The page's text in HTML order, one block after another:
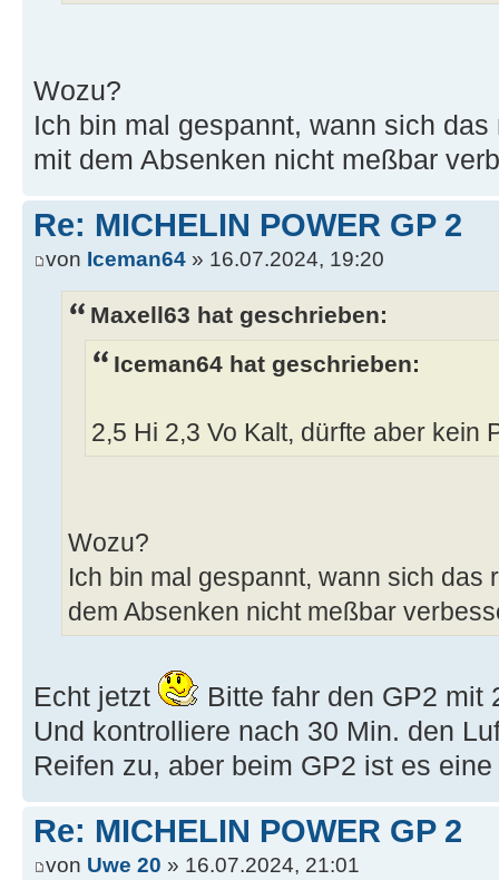
Wozu?
Ich bin mal gespannt, wann sich
mit dem Absenken nicht meßbar
Re: MICHELIN POWER GP 2
von Iceman64 » 16.07.2024, 19:20
Maxell63 hat geschrieben:
Iceman64 hat geschrieben:
2,5 Hi 2,3 Vo Kalt, dürfte aber kein
Wozu?
Ich bin mal gespannt, wann sich das
dem Absenken nicht meßbar
Echt jetzt
Bitte fahr den GP2
Und kontrolliere nach 30 Min. den
Reifen zu, aber beim GP2 ist es
Re: MICHELIN POWER GP 2
von Uwe 20 » 16.07.2024, 21:01